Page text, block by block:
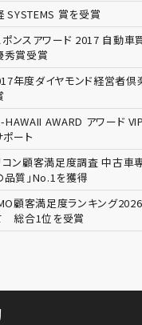
SYSTEMS 賞を受賞
ポンスアワード 2017 自動車
秀賞受賞
年度ダイヤモンド経営者倶
HAWAII AWARD アワード
ート
コン顧客満足度調査 中古車
品質」No.1を獲得
顧客満足度ランキング
総合1位を受賞